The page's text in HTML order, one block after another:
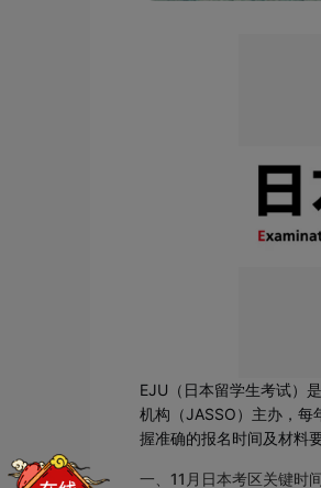
EJU（日本留学生考试）
机构（JASSO）主办，每
握准确的报名时间及材料
一、11月日本考区关键时